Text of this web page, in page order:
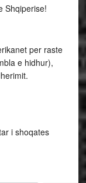
Shqiperise!
per raste
e hidhur),
i shoqates